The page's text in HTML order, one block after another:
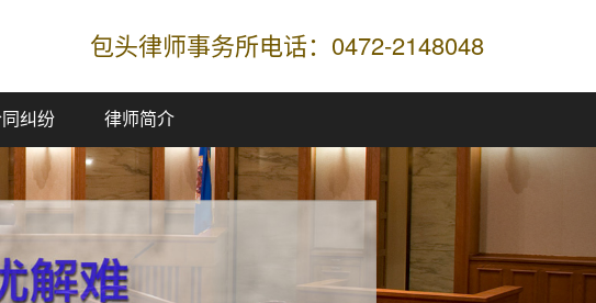
包头律师事务所电话：0472-2148048
纠纷 律师简介
Next